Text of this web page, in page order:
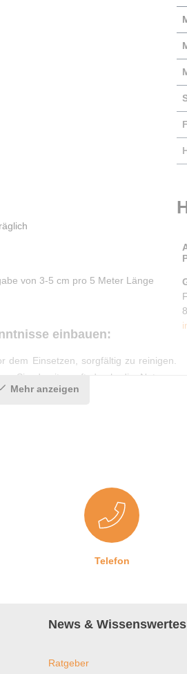
von 3-5 cm pro 5 Meter Länge
einbauen:
Einsetzen, sorgfältig zu reinigen.
Sie damit sanft durch die Nut, um
Mehr anzeigen
Telefon
News & Wissenswertes
Ratgeber